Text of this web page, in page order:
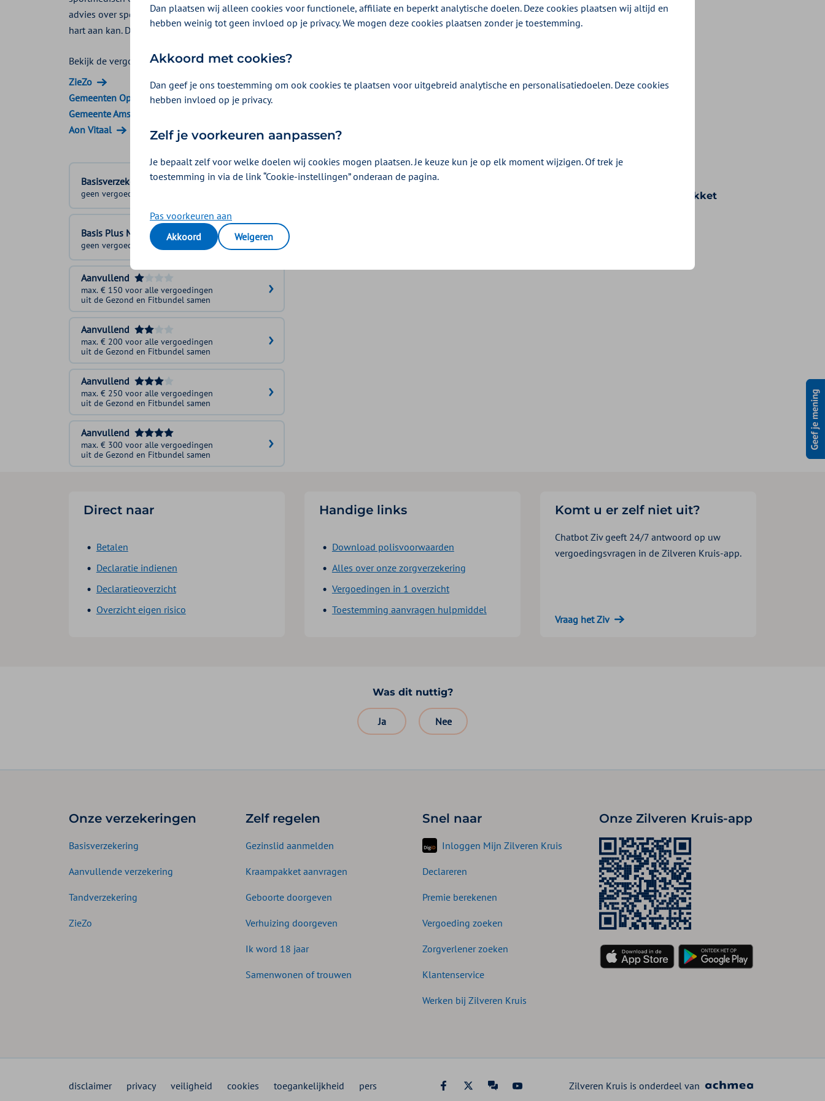
advies over sportkeuze en training. Met een inspanningsonderzoek onderzoekt u hoeveel inspanning uw
hart aan kan. Deze vergoeding komt uit deGezond en Fitbundel.
Bekijk de vergoedingen van:
ZieZo
Gemeenten Optimaal
Gemeente Amsterdam
Aon Vitaal
Basisverzekering
geen vergoeding
Vergoeding en voorwaarden
Kies uw pakket en bekijk de vergoedingen en voorwaarden die bij uw pakket
Basis Plus Module
geen vergoeding
Aanvullend
max. € 150 voor alle vergoedingen
uit de Gezond en Fitbundel samen
Aanvullend
max. € 200 voor alle vergoedingen
uit de Gezond en Fitbundel samen
Aanvullend
max. € 250 voor alle vergoedingen
uit de Gezond en Fitbundel samen
Aanvullend
max. € 300 voor alle vergoedingen
uit de Gezond en Fitbundel samen
Direct naar
Betalen
Declaratie indienen
Declaratieoverzicht
Overzicht eigen risico
Handige links
Download polisvoorwaarden
Alles over onze zorgverzekering
Vergoedingen in 1 overzicht
Toestemming aanvragen hulpmiddel
Komt u er zelf niet uit?
Chatbot Ziv geeft 24/7 antwoord op uw
vergoedingsvragen in de Zilveren Kruis-app.
Vraag het Ziv
Was dit nuttig?
Ja Nee
Onze verzekeringen
Basisverzekering
Aanvullende verzekering
Tandverzekering
ZieZo
Zelf regelen
Gezinslid aanmelden
Kraampakket aanvragen
Geboorte doorgeven
Verhuizing doorgeven
Ik word 18 jaar
Samenwonen of trouwen
Snel naar
Inloggen Mijn Zilveren Kruis
Declareren
Premie berekenen
Vergoeding zoeken
Zorgverlener zoeken
Klantenservice
Werken bij Zilveren Kruis
Onze Zilveren Kruis-app
disclaimer privacy veiligheid cookies toegankelijkheid pers Zilveren Kruis is onderdeel van
Dan plaatsen wij alleen cookies voor functionele, affiliate en beperkt analytische doelen. Deze cookies plaatsen wij altijd en
hebben weinig tot geen invloed op je privacy. We mogen deze cookies plaatsen zonder je toestemming.
Akkoord met cookies?
Dan geef je ons toestemming om ook cookies te plaatsen voor uitgebreid analytische en personalisatiedoelen. Deze cookies
hebben invloed op je privacy.
Zelf je voorkeuren aanpassen?
Je bepaalt zelf voor welke doelen wij cookies mogen plaatsen. Je keuze kun je op elk moment wijzigen. Of trek je
toestemming in via de link “Cookie-instellingen” onderaan de pagina.
Pas voorkeuren aan
Akkoord
Weigeren